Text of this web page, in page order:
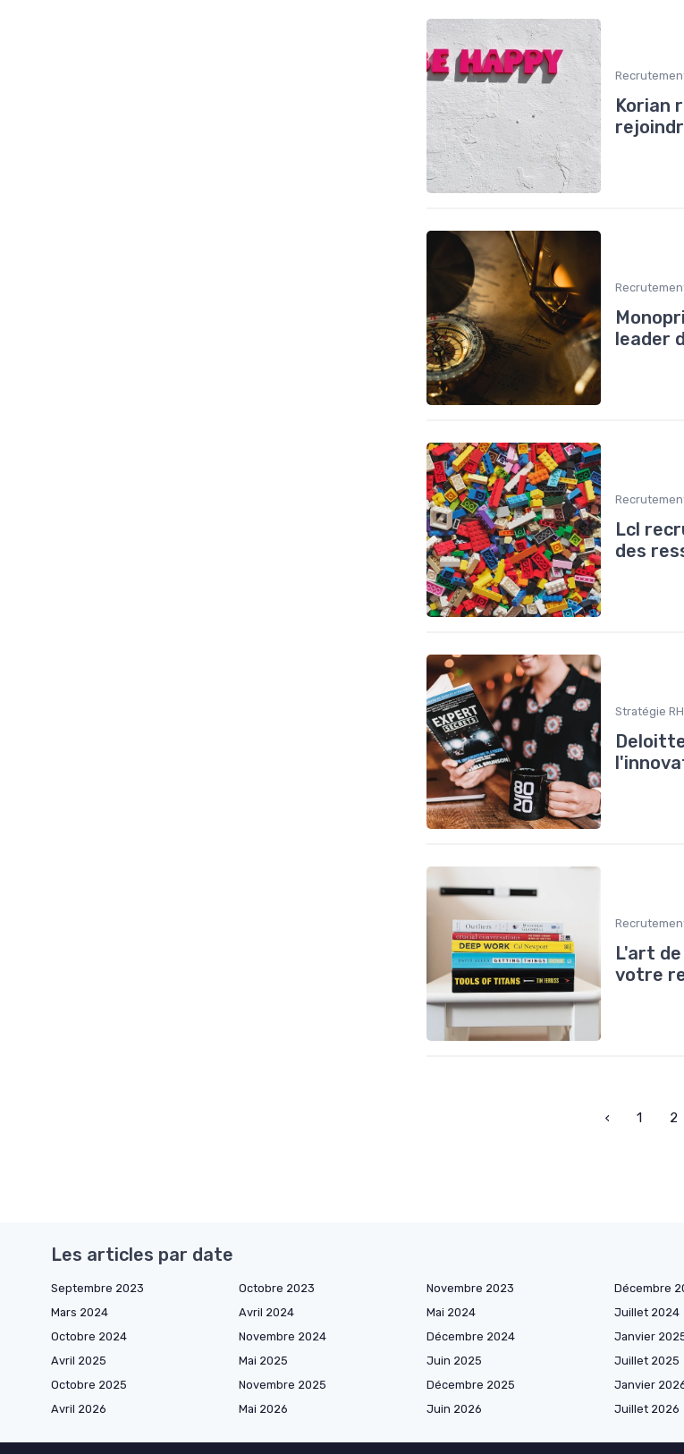
Korian
leader
Lcl
des
Stratégie
L'art
votre
‹ 1 2
Les articles par date
Septembre 2023 Octobre 2023 Novembre 2023 Décembre
Mars 2024
Avril 2024 Mai 2024 Juillet 2024
Octobre 2024
Novembre 2024 Décembre 2024 Janvier
Avril 2025
Mai 2025 Juin 2025 Juillet 2025
Octobre 2025
Novembre 2025 Décembre 2025 Janvier
Avril 2026
Mai 2026 Juin 2026 Juillet 2026